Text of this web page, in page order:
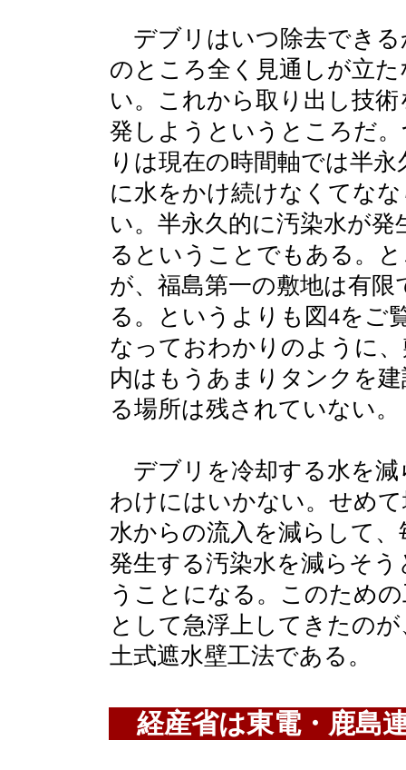
デブリはいつ除去できる
のところ全く見通しが立た
い。これから取り出し技術
発しようというところだ
りは現在の時間軸では半永
に水をかけ続けなくてな
い。半永久的に汚染水が発
るということでもある。
が、福島第一の敷地は有限
る。というよりも図4をご
なっておわかりのように
内はもうあまりタンクを
る場所は残されていない。
デブリを冷却する水を減
わけにはいかない。せめ
水からの流入を減らして、
発生する汚染水を減らそう
うことになる。このため
として急浮上してきたのが
土式遮水壁工法である。
経産省は東電・鹿島